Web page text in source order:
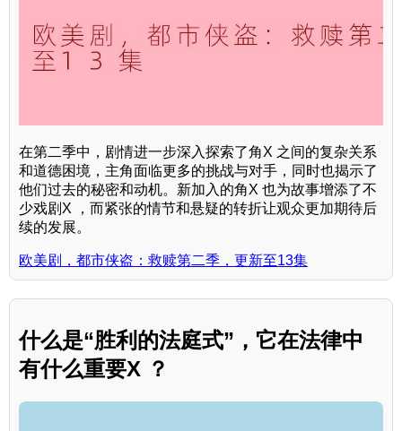
在第二季中，剧情进一步深入探索了角X 之间的复杂关系
和道德困境，主角面临更多的挑战与对手，同时也揭示了
他们过去的秘密和动机。新加入的角X 也为故事增添了不
少戏剧X ，而紧张的情节和悬疑的转折让观众更加期待后
续的发展。
欧美剧，都市侠盗：救赎第二季，更新至13集
什么是“胜利的法庭式”，它在法律中
有什么重要X ？